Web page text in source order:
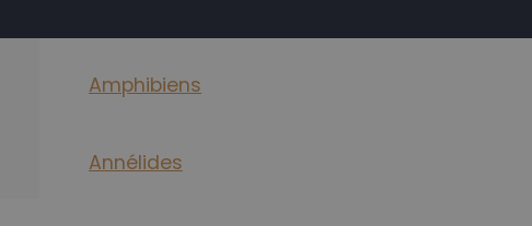
Amphibiens
Annélides